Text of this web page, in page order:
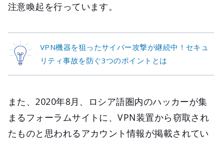
注意喚起を行っています。
VPN機器を狙ったサイバー攻撃が継続中！セキュ
リティ事故を防ぐ3つのポイントとは
また、2020年8月、ロシア語圏内のハッカーが集
まるフォーラムサイトに、VPN装置から窃取され
たものと思われるアカウント情報が掲載されてい